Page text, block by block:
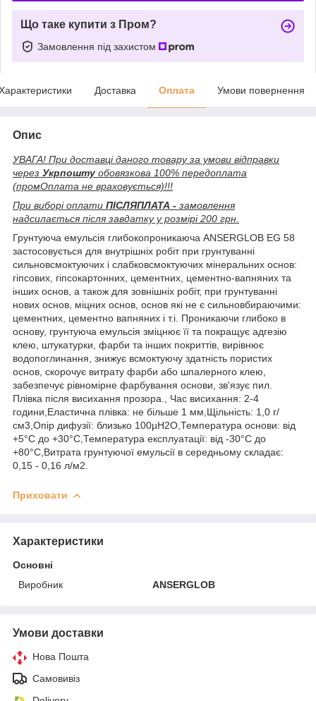
Що таке купити з Пром?
Замовлення під захистом
Доставка Оплата Умови повернення
Опис
УВАГА! При доставці даного товару за умови відправки
через Укрпошту обовязкова 100% передоплата
(промОплата не враховується)!!!
При виборі оплати ПІСЛЯПЛАТА - замовлення
надсилається після завдатку у розмірі 200 грн.
Грунтуюча емульсія глибокопроникаюча ANSERGLOB EG 58
застосовується для внутрішніх робіт при грунтуванні
сильновсмоктуючих і слабковсмоктуючих мінеральних основ:
гіпсових, гіпсокартонних, цементних, цементно-вапняних та
інших основ, а також для зовнішніх робіт, при грунтуванні
нових основ, міцних основ, основ які не є сильновбираючими:
цементних, цементно вапняних і т.і. Проникаючи глибоко в
основу, грунтуюча емульсія зміцнює її та покращує адгезію
клею, штукатурки, фарби та інших покриттів, вирівнює
водопоглинання, знижує всмоктуючу здатність пористих
основ, скорочує витрату фарби або шпалерного клею,
забезпечує рівномірне фарбування основи, зв'язує пил.
Плівка після висихання прозора., Час висихання: 2-4
години,Еластична плівка: не більше 1 мм,Щільність: 1,0 г/
см3,Опір дифузії: близько 100µН2О,Температура основи: від
+5°С до +30°С,Температура експлуатації: від -30°С до
+80°С,Витрата грунтуючої емульсії в середньому складає:
0,15 - 0,16 л/м2.
Приховати
Характеристики
Основні
Виробник
ANSERGLOB
Умови доставки
Нова Пошта
Самовивіз